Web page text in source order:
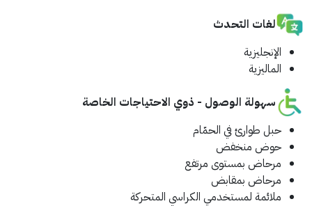
لغات التحدث
الإنجليزية
الماليزية
سهولة الوصول - ذوي الاحتياجات الخاصة
حبل طوارئ في الحمّام
حوض منخفض
مرحاض بمستوى مرتفع
مرحاض بمقابض
ملائمة لمستخدمي الكراسي المتحركة